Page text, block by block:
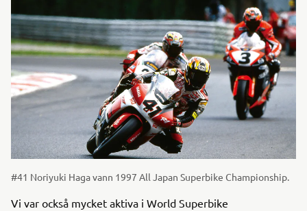
#41 Noriyuki Haga vann 1997 All Japan Superbike Championship.
Vi var också mycket aktiva i World Superbike